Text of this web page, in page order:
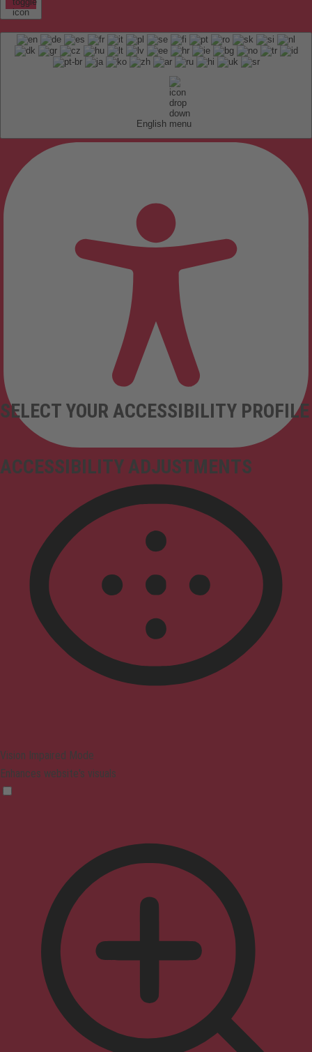
English
ACCESSIBILITY ADJUSTMENTS
SELECT YOUR ACCESSIBILITY PROFILE
Vision Impaired Mode
Enhances website's visuals